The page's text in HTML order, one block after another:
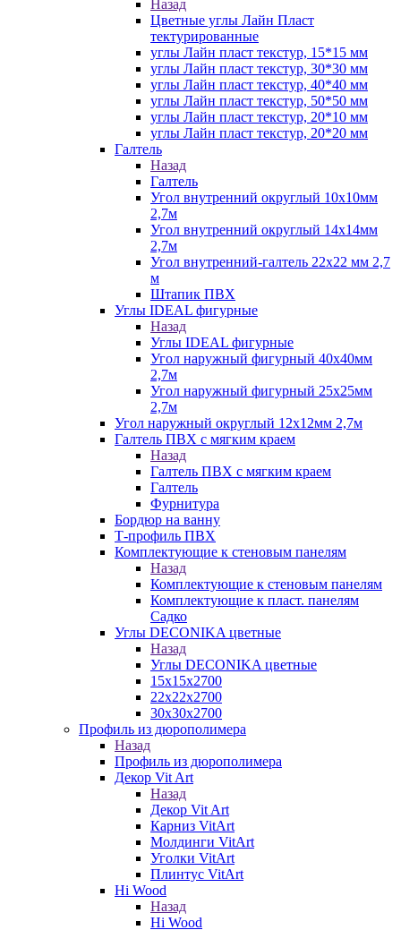
Назад
Цветные углы Лайн Пласт
тектурированные
углы Лайн пласт текстур, 15*15 мм
углы Лайн пласт текстур, 30*30 мм
углы Лайн пласт текстур, 40*40 мм
углы Лайн пласт текстур, 50*50 мм
углы Лайн пласт текстур, 20*10 мм
углы Лайн пласт текстур, 20*20 мм
Галтель
Назад
Галтель
Угол внутренний округлый 10х10мм
2,7м
Угол внутренний округлый 14х14мм
2,7м
Угол внутренний-галтель 22х22 мм 2,7
м
Штапик ПВХ
Углы IDEAL фигурные
Назад
Углы IDEAL фигурные
Угол наружный фигурный 40х40мм
2,7м
Угол наружный фигурный 25х25мм
2,7м
Угол наружный округлый 12х12мм 2,7м
Галтель ПВХ с мягким краем
Назад
Галтель ПВХ с мягким краем
Галтель
Фурнитура
Бордюр на ванну
Т-профиль ПВХ
Комплектующие к стеновым панелям
Назад
Комплектующие к стеновым панелям
Комплектующие к пласт. панелям
Садко
Углы DECONIKA цветные
Назад
Углы DECONIKA цветные
15х15х2700
22х22х2700
30х30х2700
Профиль из дюрополимера
Назад
Профиль из дюрополимера
Декор Vit Art
Назад
Декор Vit Art
Карниз VitArt
Молдинги VitArt
Уголки VitArt
Плинтус VitArt
Hi Wood
Назад
Hi Wood